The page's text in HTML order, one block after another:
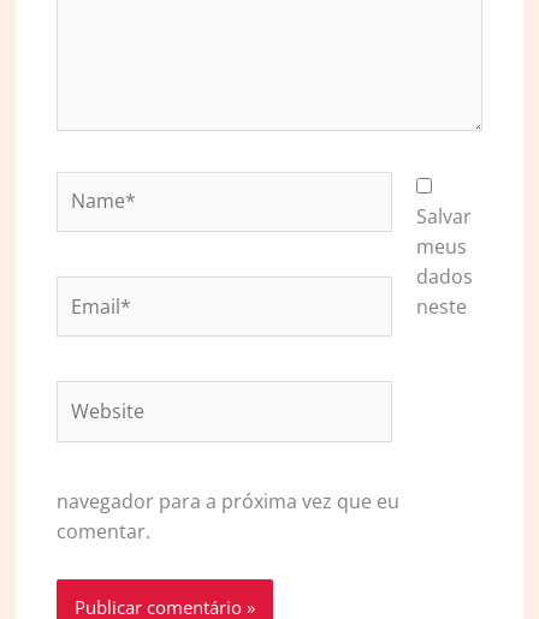
Salvar
meus
dados
neste
navegador para a próxima vez que eu
comentar.